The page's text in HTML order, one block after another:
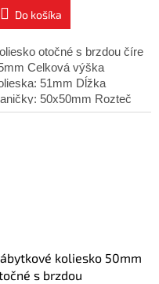
Do košíka
otočné s brzdou číre
Celková výška
51mm Dĺžka
50x50mm Rozteč
38mm Nosnosť: 25
koliesko 50mm
s brzdou